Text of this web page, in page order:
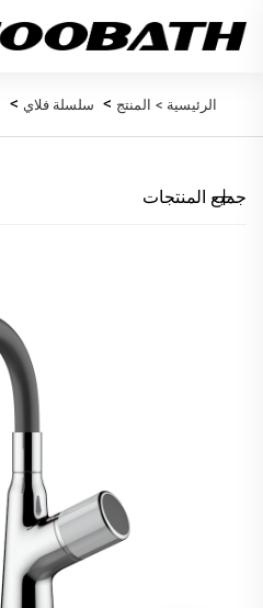
الرئيسية > المنتج > سلسلة فلاي>
جميع المنتجات